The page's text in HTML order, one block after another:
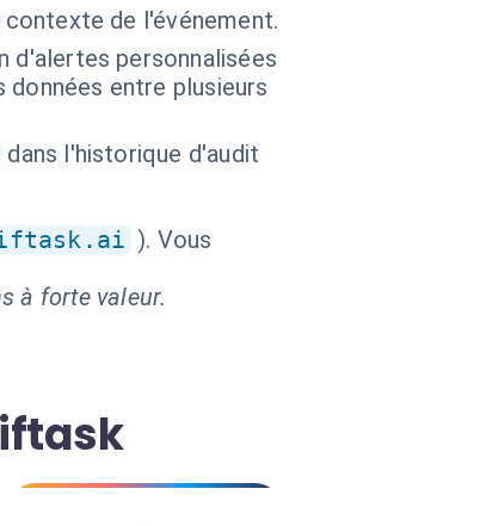
de l'événement.
d'alertes personnalisées
entre plusieurs
l'historique d'audit
). Vous
à forte valeur.